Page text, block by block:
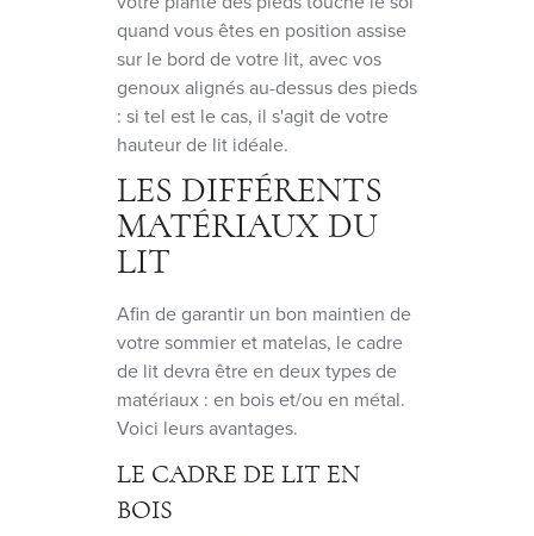
quand vous êtes en position assise
sur le bord de votre lit, avec vos
genoux alignés au-dessus des pieds
: si tel est le cas, il s'agit de votre
hauteur de lit idéale.
LES DIFFÉRENTS
MATÉRIAUX DU
LIT
Afin de garantir un bon maintien de
votre sommier et matelas, le cadre
de lit devra être en deux types de
matériaux : en bois et/ou en métal.
Voici leurs avantages.
LE CADRE DE LIT EN
BOIS